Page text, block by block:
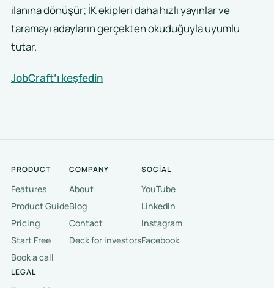
ilanına dönüşür; İK ekipleri daha hızlı yayınlar ve
taramayı adayların gerçekten okuduğuyla uyumlu
tutar.
JobCraft’ı keşfedin
PRODUCT
Features
Product Guide
Pricing
Start Free
Book a call
COMPANY
About
Blog
Contact
Deck for investors
SOCIAL
YouTube
LinkedIn
Instagram
Facebook
LEGAL